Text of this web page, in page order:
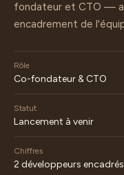
fondateur et CTO —
encadrement de
Rôle
Co-fondateur & CTO
Statut
Lancement à venir
Chiffres
2 développeurs